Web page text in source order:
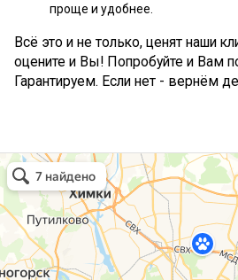
проще и удобнее.
Всё это и не только, ценят наши
оцените и Вы! Попробуйте и Вам
Гарантируем. Если нет - вернём